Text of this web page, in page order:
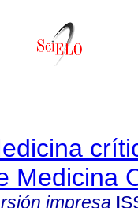
Medicina
impresa